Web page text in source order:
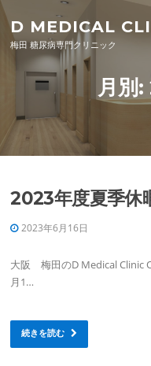
Skip to content
D MEDICAL
梅田 糖尿病専門クリニック
月別
2023年度夏季休
2023年6月16日
大阪 梅田のD Medical Clinic
月1…
続きを読む